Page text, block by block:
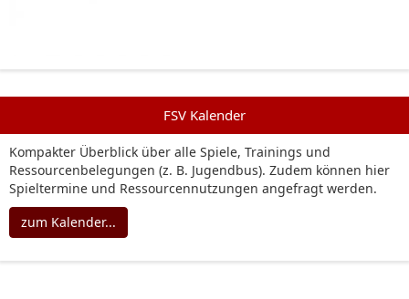
FSV Kalender
Kompakter Überblick über alle Spiele, Trainings und
Ressourcenbelegungen (z. B. Jugendbus). Zudem können hier
Spieltermine und Ressourcennutzungen angefragt werden.
zum Kalender...